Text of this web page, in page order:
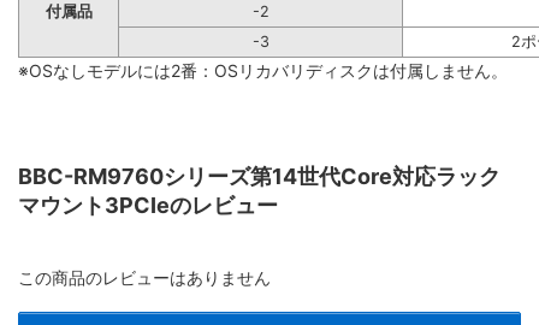
付属品
-2
-3
2
※OSなしモデルには2番：OSリカバリディスクは付属しません。
BBC-RM9760シリーズ第14世代Core対応ラック
マウント3PCIeのレビュー
この商品のレビューはありません